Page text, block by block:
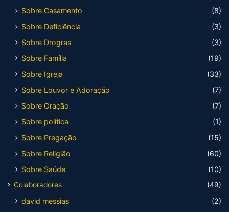
Sobre Casamento
(8)
Sobre Deficiência
(3)
Sobre Drogras
(3)
Sobre Família
(19)
Sobre Igreja
(33)
Sobre Louvor e Adoração
(7)
Sobre Oração
(7)
Sobre política
(1)
Sobre Pregação
(15)
Sobre Religião
(60)
Sobre Saúde
(10)
Colaboradores (49)
david messias
(2)